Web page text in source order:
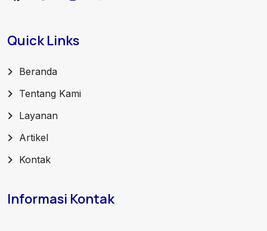
Quick Links
Beranda
Tentang Kami
Layanan
Artikel
Kontak
Informasi Kontak